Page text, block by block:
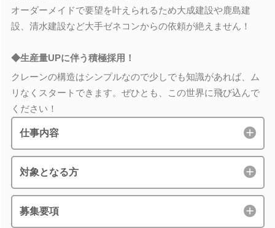
オーダーメイドで要望を叶えられるため大成建設や鹿島建
設、清水建設など大手ゼネコンからの依頼が絶えません！
◆生産量UPに伴う積極採用！
クレーンの構造はシンプルなので少しでも知識があれば、ム
リなくスタートできます。ぜひとも、この世界に飛び込んで
ください！
仕事内容
対象となる方
募集要項